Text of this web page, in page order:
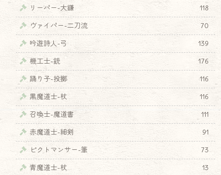
リーパー-大鎌
118
ヴァイパー-二刀流
70
吟遊詩人-弓
139
機工士-銃
176
踊り子-投擲
116
黒魔道士-杖
116
召喚士-魔道書
111
赤魔道士-細剣
91
ピクトマンサー-筆
73
青魔道士-杖
13